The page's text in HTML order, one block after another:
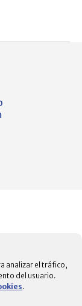
analizar el tráfico,
del usuario.
.